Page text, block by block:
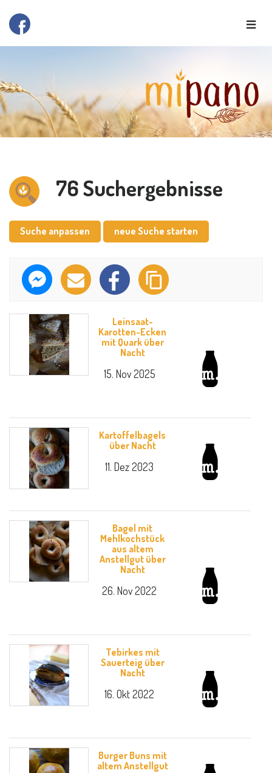
76 Suchergebnisse
Suche anpassen neue Suche starten
Leinsaat-
Karotten-Ecken
mit Quark über
Nacht
15. Nov 2025
Kartoffelbagels
über Nacht
11. Dez 2023
Bagel mit
Mehlkochstück
aus altem
Anstellgut über
Nacht
26. Nov 2022
Tebirkes mit
Sauerteig über
Nacht
16. Okt 2022
Burger Buns mit
altem Anstellgut